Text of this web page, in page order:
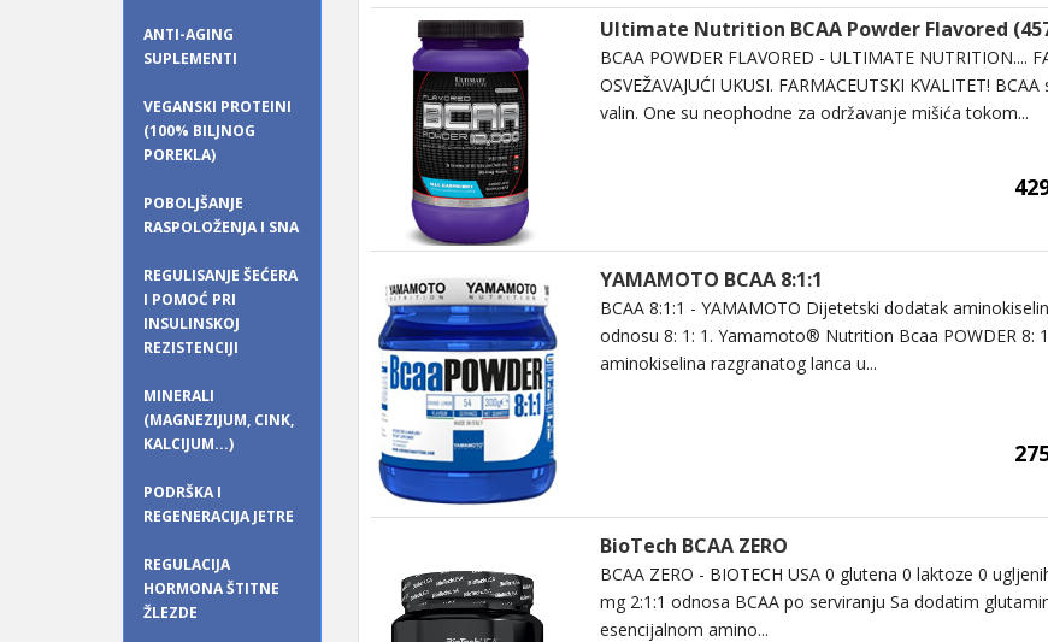
ANTI-AGING
SUPLEMENTI
VEGANSKI PROTEINI
(100% BILJNOG
POREKLA)
POBOLJŠANJE
RASPOLOŽENJA I SNA
REGULISANJE ŠEĆERA
I POMOĆ PRI
INSULINSKOJ
REZISTENCIJI
MINERALI
(MAGNEZIJUM, CINK,
KALCIJUM...)
PODRŠKA I
REGENERACIJA JETRE
REGULACIJA
HORMONA ŠTITNE
ŽLEZDE
Ultimate Nutrition BCAA Powder Flavored
BCAA POWDER FLAVORED - ULTIMATE NUTRITION....
OSVEŽAVAJUĆI UKUSI. FARMACEUTSKI KVALITET!
valin. One su neophodne za održavanje mišića tokom...
YAMAMOTO BCAA 8:1:1
BCAA 8:1:1 - YAMAMOTO Dijetetski dodatak
odnosu 8: 1: 1. Yamamoto® Nutrition Bcaa POWDER 8:
aminokiselina razgranatog lanca u...
BioTech BCAA ZERO
BCAA ZERO - BIOTECH USA 0 glutena 0 laktoze 0
mg 2:1:1 odnosa BCAA po serviranju Sa dodatim
esencijalnom amino...